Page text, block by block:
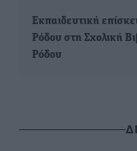
Εκπαιδευτική
Ρόδου στη Σχολική
Ρόδου